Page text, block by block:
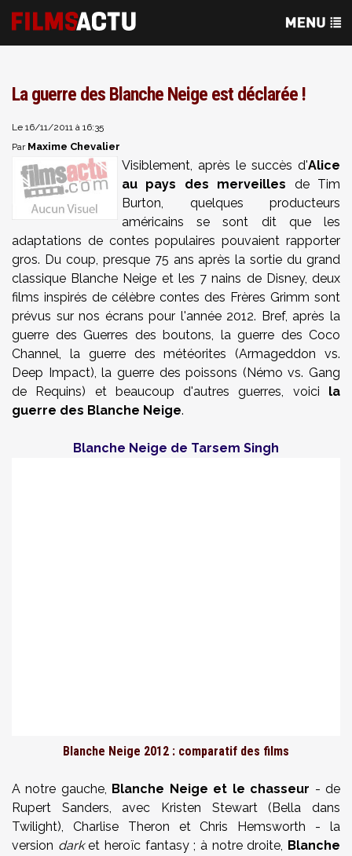
La guerre des Blanche Neige est déclarée !
Le 16/11/2011 à 16:35
Par Maxime Chevalier
Visiblement, après le succès d'Alice
au pays des merveilles de Tim
Burton, quelques producteurs
américains se sont dit que les
adaptations de contes populaires pouvaient rapporter
gros. Du coup, presque 75 ans après la sortie du grand
classique Blanche Neige et les 7 nains de Disney, deux
films inspirés de célèbre contes des Frères Grimm sont
prévus sur nos écrans pour l'année 2012. Bref, après la
guerre des Guerres des boutons, la guerre des Coco
Channel, la guerre des météorites (Armageddon vs.
Deep Impact), la guerre des poissons (Némo vs. Gang
de Requins) et beaucoup d'autres guerres, voici la
guerre des Blanche Neige.
Blanche Neige de Tarsem Singh
Blanche Neige 2012 : comparatif des films
A notre gauche, Blanche Neige et le chasseur - de
Rupert Sanders, avec Kristen Stewart (Bella dans
Twilight), Charlise Theron et Chris Hemsworth - la
version darket heroïc fantasy ; à notre droite, Blanche